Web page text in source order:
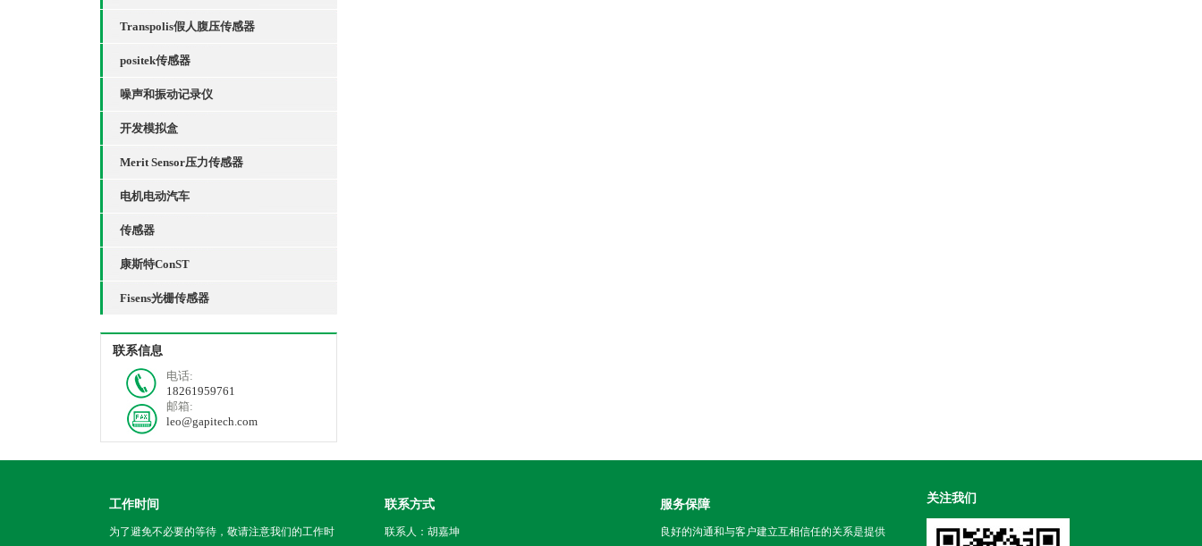
Transpolis假人腹压传感器
positek传感器
噪声和振动记录仪
开发模拟盒
Merit Sensor压力传感器
电机电动汽车
传感器
康斯特ConST
Fisens光栅传感器
联系信息
电话:
18261959761
邮箱:
leo@gapitech.com
工作时间
为了避免不必要的等待，敬请注意我们的工作时
联系方式
联系人：胡嘉坤
服务保障
良好的沟通和与客户建立互相信任的关系是提供
关注我们